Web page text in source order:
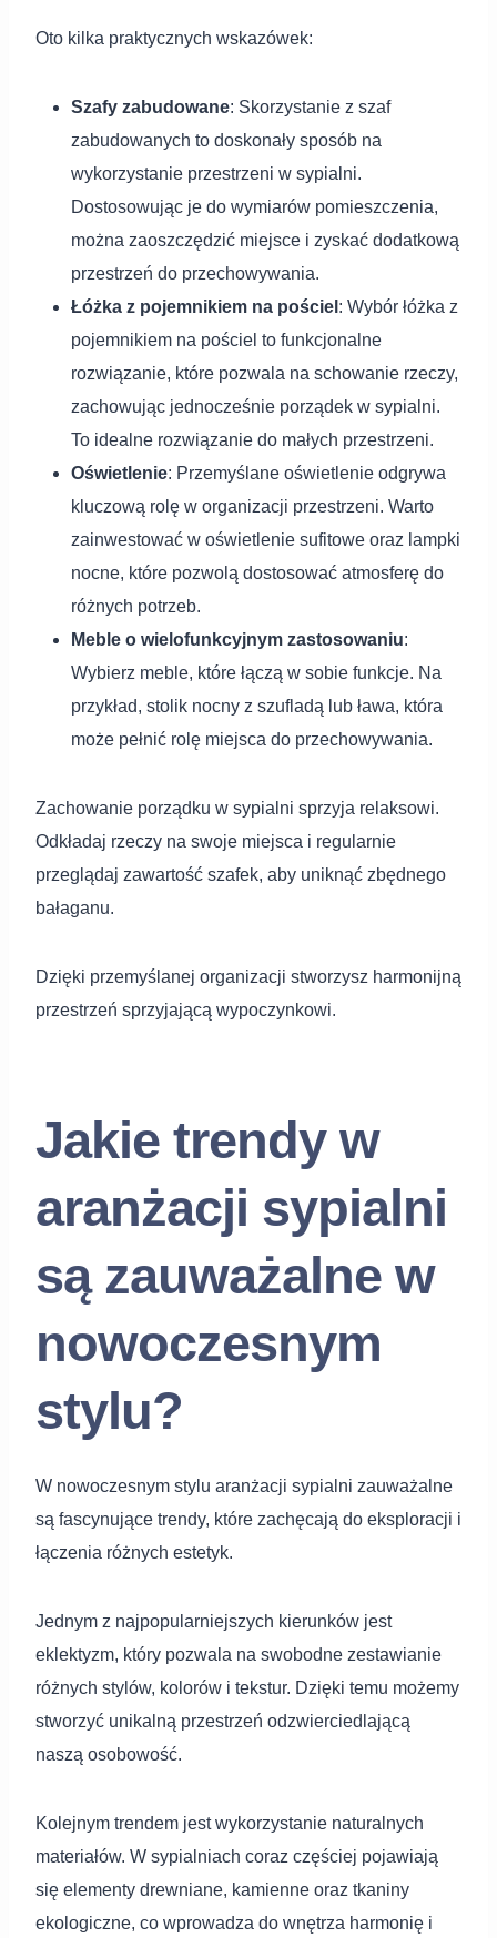
Oto kilka praktycznych wskazówek:
Szafy zabudowane: Skorzystanie z szaf
zabudowanych to doskonały sposób na
wykorzystanie przestrzeni w sypialni.
Dostosowując je do wymiarów pomieszczenia,
można zaoszczędzić miejsce i zyskać dodatkową
przestrzeń do przechowywania.
Łóżka z pojemnikiem na pościel : Wybór łóżka z
pojemnikiem na pościel to funkcjonalne
rozwiązanie, które pozwala na schowanie rzeczy,
zachowując jednocześnie porządek w sypialni.
To idealne rozwiązanie do małych przestrzeni.
Oświetlenie: Przemyślane oświetlenie odgrywa
kluczową rolę w organizacji przestrzeni. Warto
zainwestować w oświetlenie sufitowe oraz lampki
nocne, które pozwolą dostosować atmosferę do
różnych potrzeb.
Meble o wielofunkcyjnym zastosowaniu:
Wybierz meble, które łączą w sobie funkcje. Na
przykład, stolik nocny z szufladą lub ława, która
może pełnić rolę miejsca do przechowywania.
Zachowanie porządku w sypialni sprzyja relaksowi.
Odkładaj rzeczy na swoje miejsca i regularnie
przeglądaj zawartość szafek, aby uniknąć zbędnego
bałaganu.
Dzięki przemyślanej organizacji stworzysz harmonijną
przestrzeń sprzyjającą wypoczynkowi.
Jakie trendy w
aranżacji sypialni
są zauważalne w
nowoczesnym
stylu?
W nowoczesnym stylu aranżacji sypialni zauważalne
są fascynujące trendy, które zachęcają do eksploracji i
łączenia różnych estetyk.
Jednym z najpopularniejszych kierunków jest
eklektyzm, który pozwala na swobodne zestawianie
różnych stylów, kolorów i tekstur. Dzięki temu możemy
stworzyć unikalną przestrzeń odzwierciedlającą
naszą osobowość.
Kolejnym trendem jest wykorzystanie naturalnych
materiałów. W sypialniach coraz częściej pojawiają
się elementy drewniane, kamienne oraz tkaniny
ekologiczne, co wprowadza do wnętrza harmonię i